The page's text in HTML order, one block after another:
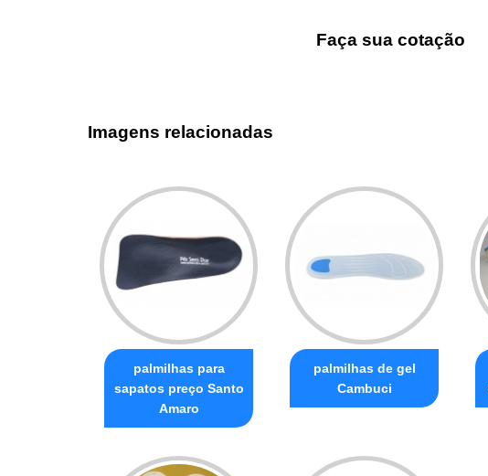
Faça sua cotação
Imagens relacionadas
palmilhas para
sapatos preço Santo
Amaro
palmilhas de gel
Cambuci